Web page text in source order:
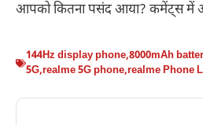
आपको कितना पसंद आया? कमेंट्स में
144Hz display phone,8000mAh
5G,realme 5G phone,realme Phone